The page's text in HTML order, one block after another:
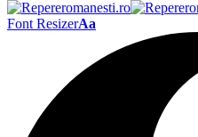
Font ResizerAa